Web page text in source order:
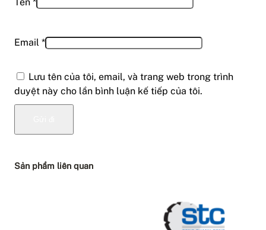
Email *
Lưu tên của tôi, email, và trang web trong trình
duyệt này cho lần bình luận kế tiếp của tôi.
Sản phẩm liên quan